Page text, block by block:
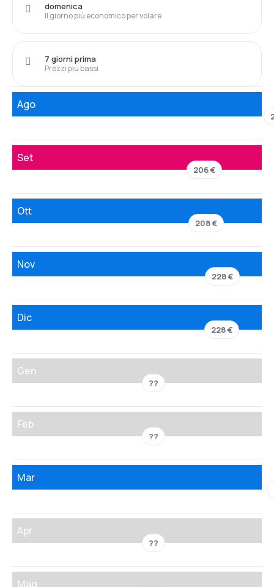
Il giorno più economico per volare
domenica
Prezzi più bassi
7 giorni prima
Ago
Set
206 €
Ott
208 €
Nov
228 €
Dic
228 €
Gen
??
Feb
??
Mar
Apr
??
Mag